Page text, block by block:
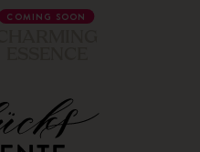
COMING SOON